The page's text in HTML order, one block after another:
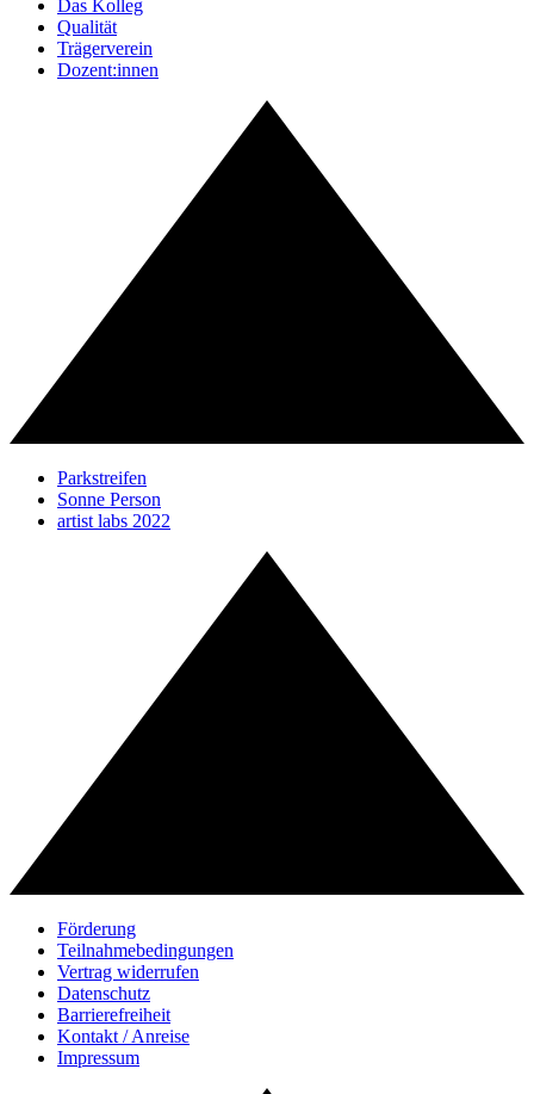
Das Kolleg
Qualität
Trägerverein
Dozent:innen
Parkstreifen
Sonne Person
artist labs 2022
Förderung
Teilnahmebedingungen
Vertrag widerrufen
Datenschutz
Barrierefreiheit
Kontakt / Anreise
Impressum